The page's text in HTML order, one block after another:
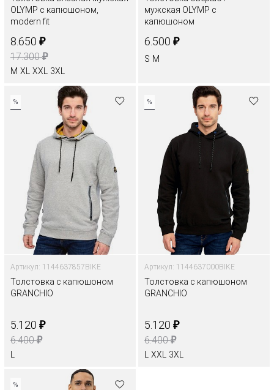
OLYMP с капюшоном,
modern fit
8.650 ₽
17.300₽
M XL XXL 3XL
мужская OLYMP с
капюшоном
6.500 ₽
S M
%
Артикул: 1144637857BIKE
Толстовка с капюшоном
GRANCHIO
5.120 ₽
6.400₽
%
Артикул: 1144637000BIKE
Толстовка с капюшоном
GRANCHIO
5.120 ₽
6.400₽
XXL 3XL
%